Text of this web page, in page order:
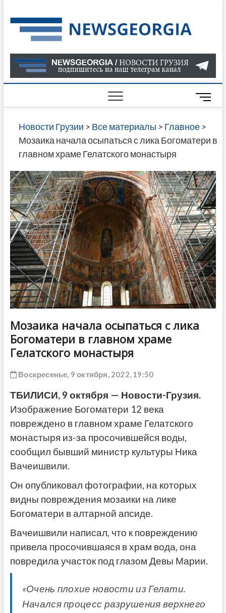
to
content
О
В
ГРУЗИИ
САЙТЕ
M
e
n
u
t
t
o
n
Новости Грузии > Все материалы > Главное>
Мозаика начала осыпаться с лика Богоматери в
главном храме Гелатского монастыря
Мозаика начала осыпаться с лика
Богоматери в главном храме
Гелатского монастыря
Воскресенье, 9 октября, 2022, 19:50
ТБИЛИСИ, 9 октября — Новости-Грузия.
Изображение Богоматери 12 века
повреждено в главном храме Гелатского
монастыря из-за просочившейся воды,
сообщил бывший министр культуры Ника
Вачеишвили.
Он опубликовал фотографии, на которых
видны повреждения мозаики на лике
Богоматери в алтарной апсиде.
Вачеишвили написал, что к повреждению
привела просочившаяся в храм вода, она
повредила участок под глазом Девы Марии.
«Очень плохие новости из Гелати.
Начался процесс разрушения верхнего